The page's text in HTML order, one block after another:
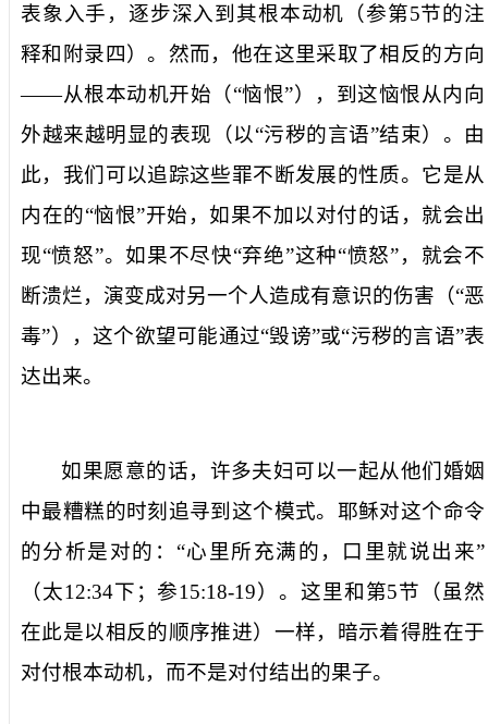
表象入手，逐步深入到其根本动机（参第5节的注
释和附录四）。然而，他在这里采取了相反的方向
——从根本动机开始（“恼恨”），到这恼恨从内向
外越来越明显的表现（以“污秽的言语”结束）。由
此，我们可以追踪这些罪不断发展的性质。它是从
内在的“恼恨”开始，如果不加以对付的话，就会出
现“愤怒”。如果不尽快“弃绝”这种“愤怒”，就会不
断溃烂，演变成对另一个人造成有意识的伤害（“恶
毒”），这个欲望可能通过“毁谤”或“污秽的言语”表
达出来。
如果愿意的话，许多夫妇可以一起从他们婚姻
中最糟糕的时刻追寻到这个模式。耶稣对这个命令
的分析是对的：“心里所充满的，口里就说出来”
（太12:34下；参15:18-19）。这里和第5节（虽然
在此是以相反的顺序推进）一样，暗示着得胜在于
对付根本动机，而不是对付结出的果子。